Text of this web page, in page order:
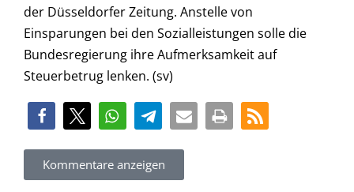
der Düsseldorfer Zeitung. Anstelle von
Einsparungen bei den Sozialleistungen solle die
Bundesregierung ihre Aufmerksamkeit auf
Steuerbetrug lenken. (sv)
Kommentare anzeigen